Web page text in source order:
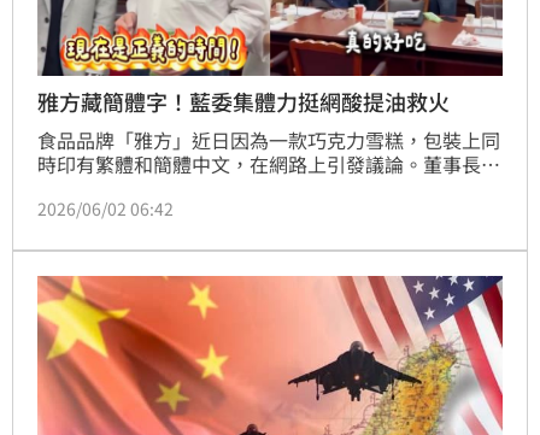
雅方藏簡體字！藍委集體力挺網酸提油救火
食品品牌「雅方」近日因為一款巧克力雪糕，包裝上同
時印有繁體和簡體中文，在網路上引發議論。董事長女
再遭炎上。國民黨立委廖偉翔發聲力挺雅方，遭網友直
2026/06/02 06:42